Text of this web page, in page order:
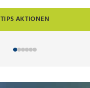
TIPS AKTIONEN